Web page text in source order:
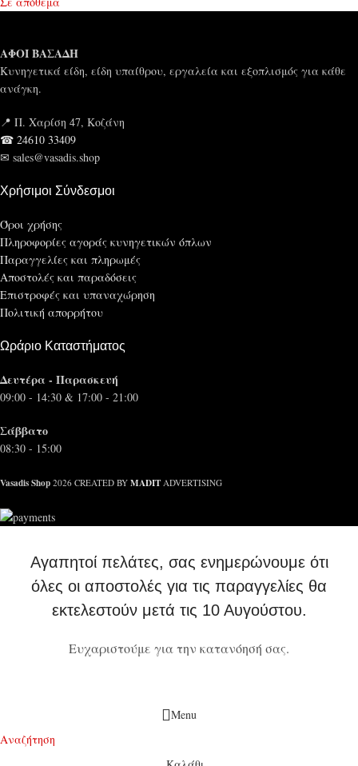
ΑΦΟΙ ΒΑΣΑΔΗ
Κυνηγετικά είδη, είδη υπαίθρου, εργαλεία και εξοπλισμός για κάθε
ανάγκη.
📍 Π. Χαρίση 47, Κοζάνη
☎ 24610 33409
✉ sales@vasadis.shop
Χρήσιμοι Σύνδεσμοι
Όροι χρήσης
Πληροφορίες αγοράς κυνηγετικών όπλων
Παραγγελίες και πληρωμές
Αποστολές και παραδόσεις
Επιστροφές και υπαναχώρηση
Πολιτική απορρήτου
Ωράριο Καταστήματος
Δευτέρα - Παρασκευή
09:00 - 14:30 & 17:00 - 21:00
Σάββατο
08:30 - 15:00
Vasadis Shop 2026 CREATED BY MADIT ADVERTISING
Αγαπητοί πελάτες, σας ενημερώνουμε ότι
όλες οι αποστολές για τις παραγγελίες θα
εκτελεστούν μετά τις 10 Αυγούστου.
Ευχαριστούμε για την κατανόησή σας.
Menu
Αναζήτηση